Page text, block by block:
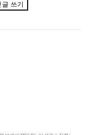
글 쓰기